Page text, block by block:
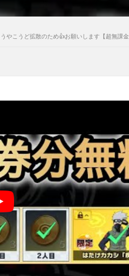
やこうど拡散のため👍お願いします【超無課